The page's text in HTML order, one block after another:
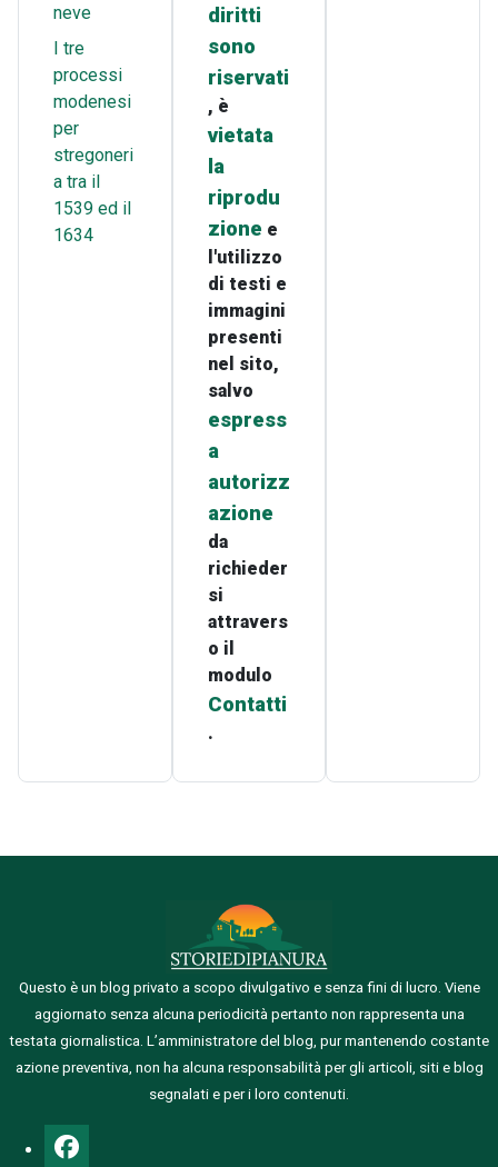
neve
I tre
processi
modenesi
per
stregoneri
a tra il
1539 ed il
1634
diritti
sono
riservati
, è
vietata
la
riprodu
zione e
l'utilizzo
di testi e
immagini
presenti
nel sito,
salvo
espress
a
autorizz
azione
da
richieder
si
attravers
o il
modulo
Contatti
.
Questo è un blog privato a scopo divulgativo e senza fini di lucro. Viene
aggiornato senza alcuna periodicità pertanto non rappresenta una
testata giornalistica. L’amministratore del blog, pur mantenendo costante
azione preventiva, non ha alcuna responsabilità per gli articoli, siti e blog
segnalati e per i loro contenuti.